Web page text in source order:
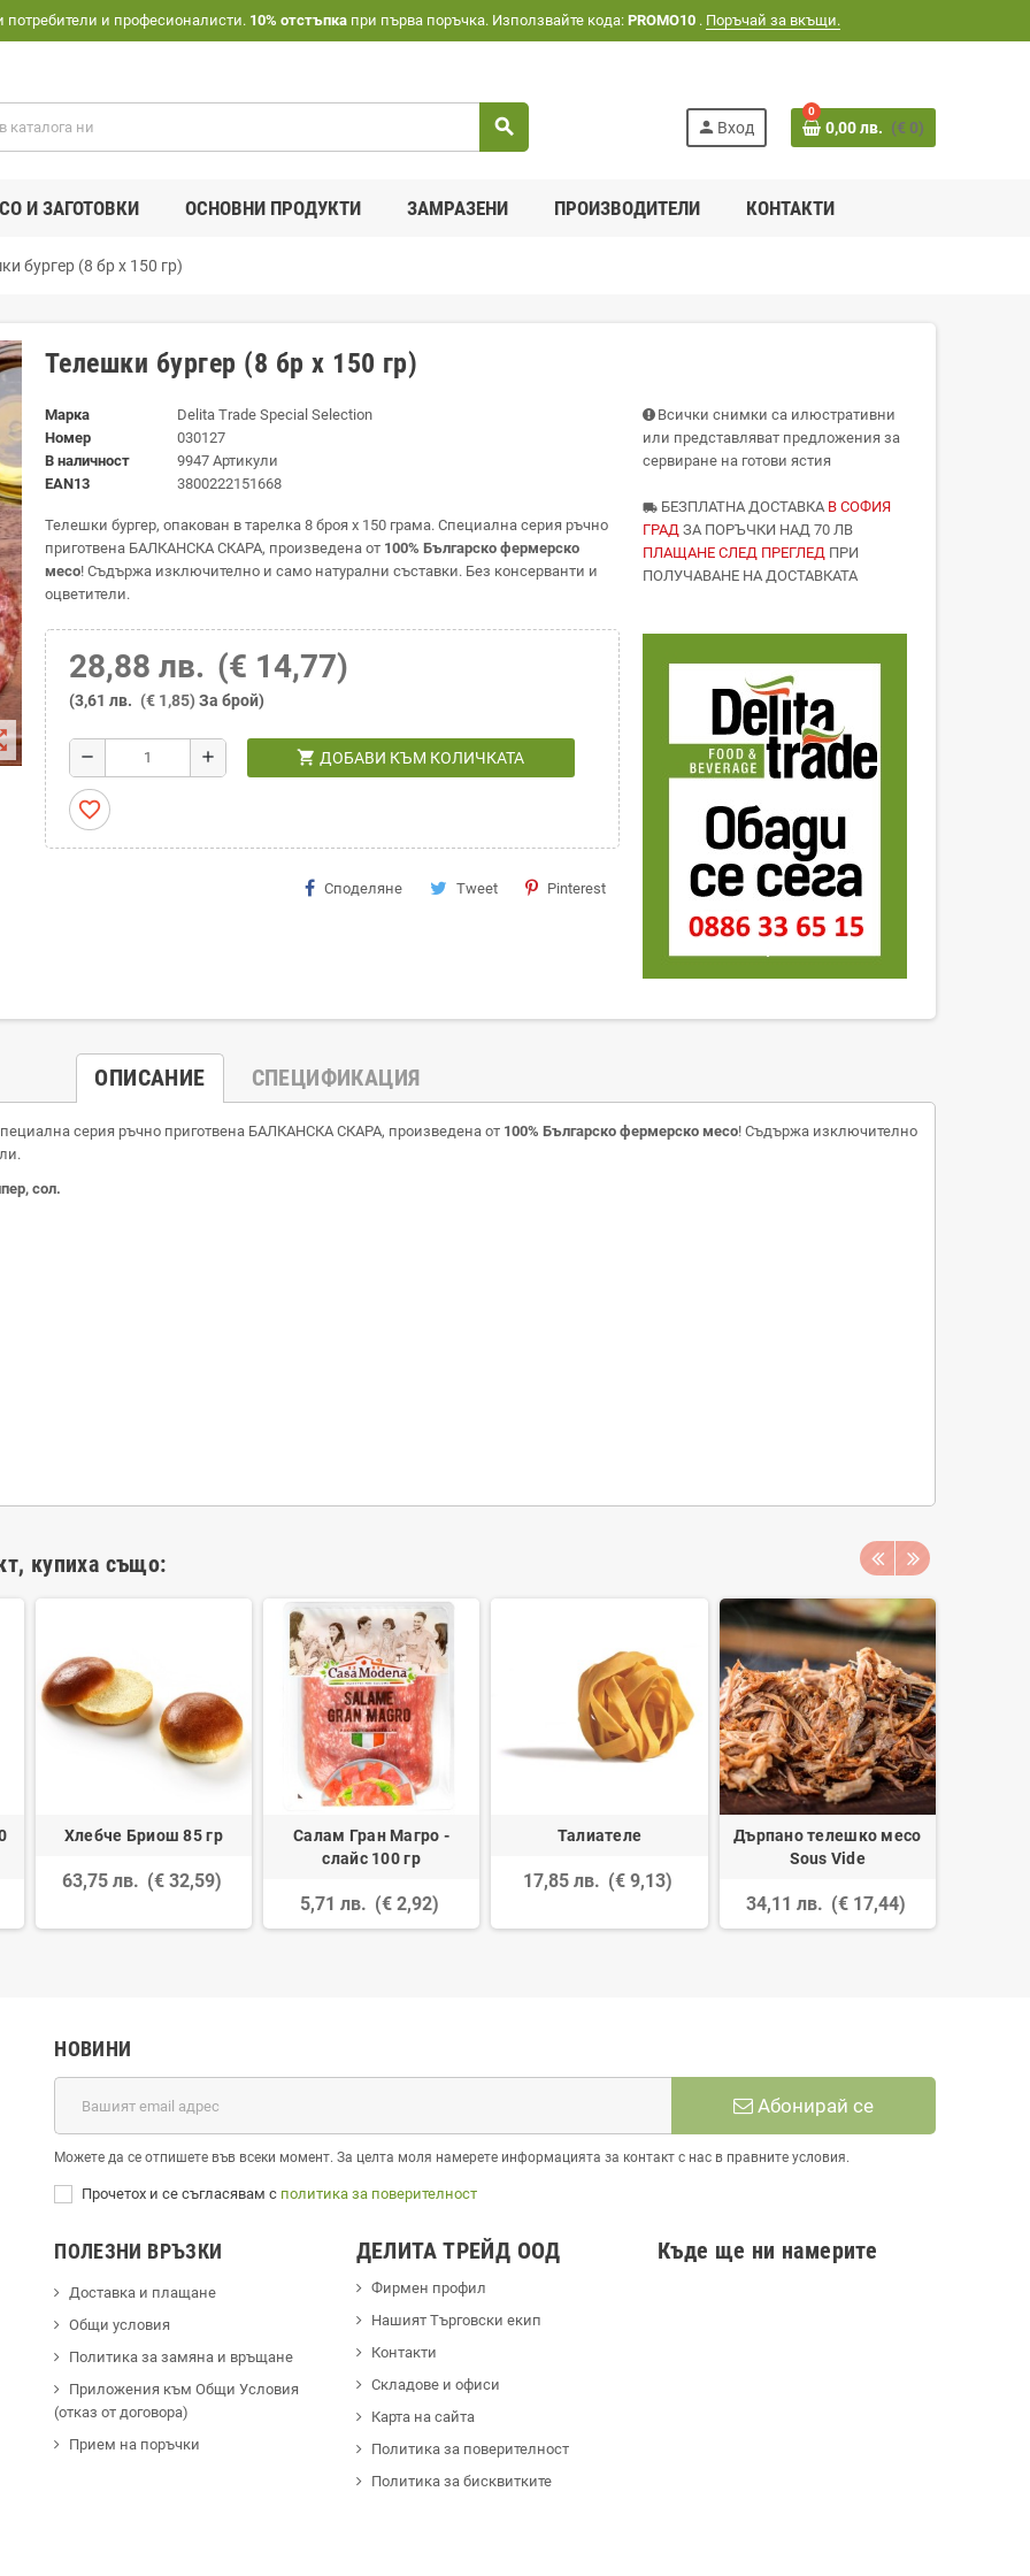
потребители и професионалисти. 10% отстъпкапри първа поръчка. Използвайте кода: PROMO10 . Поръчай за вкъщи.
search person Вход
0
0,00 лв. (€ 0)
И ЗАГОТОВКИ ОСНОВНИ ПРОДУКТИ ЗАМРАЗЕНИ ПРОИЗВОДИТЕЛИ КОНТАКТИ
бургер (8 бр х 150 гр)
Телешки бургер (8 бр х 150 гр)
Марка
Delita Trade Special Selection
Номер
030127
В наличност
9947 Артикули
EAN13
3800222151668
Телешки бургер, опакован в тарелка 8 броя х 150 грама. Специална серия ръчно
приготвена БАЛКАНСКА СКАРА, произведена от 100% Българско фермерско
месо! Съдържа изключително и само натурални съставки. Без консерванти и
оцветители.
28,88 лв. (€ 14,77)
(3,61 лв. (€ 1,85) За брой)
remove add shopping_cart ДОБАВИ КЪМ КОЛИЧКАТА
favorite_border
Споделяне Tweet Pinterest
Всички снимки са илюстративни
или представляват предложения за
сервиране на готови ястия
local_shippingБЕЗПЛАТНА ДОСТАВКА В СОФИЯ
ГРАД ЗА ПОРЪЧКИ НАД 70 ЛВ
ПЛАЩАНЕ СЛЕД ПРЕГЛЕД ПРИ
ПОЛУЧАВАНЕ НА ДОСТАВКАТА
ОПИСАНИЕ СПЕЦИФИКАЦИЯ
серия ръчно приготвена БАЛКАНСКА СКАРА, произведена от 100% Българско фермерско месо! Съдържа изключително
сол.
купиха също:
Хлебче Бриош 85 гр
63,75 лв. (€ 32,59)
Салам Гран Магро -
слайс 100 гр
5,71 лв. (€ 2,92)
Талиателе
17,85 лв. (€ 9,13)
Дърпано телешко месо
Sous Vide
34,11 лв. (€ 17,44)
НОВИНИ
Абонирай се
Можете да се отпишете във всеки момент. За целта моля намерете информацията за контакт с нас в правните условия.
Прочетох и се съгласявам с политика за поверителност
ПОЛЕЗНИ ВРЪЗКИ
Доставка и плащане
Общи условия
Политика за замяна и връщане
Приложения към Общи Условия
(отказ от договора)
Прием на поръчки
ДЕЛИТА ТРЕЙД ООД
Фирмен профил
Hашият Търговски екип
Контакти
Cкладове и офиси
Карта на сайта
Политика за поверителност
Политика за бисквитките
Къде ще ни намерите